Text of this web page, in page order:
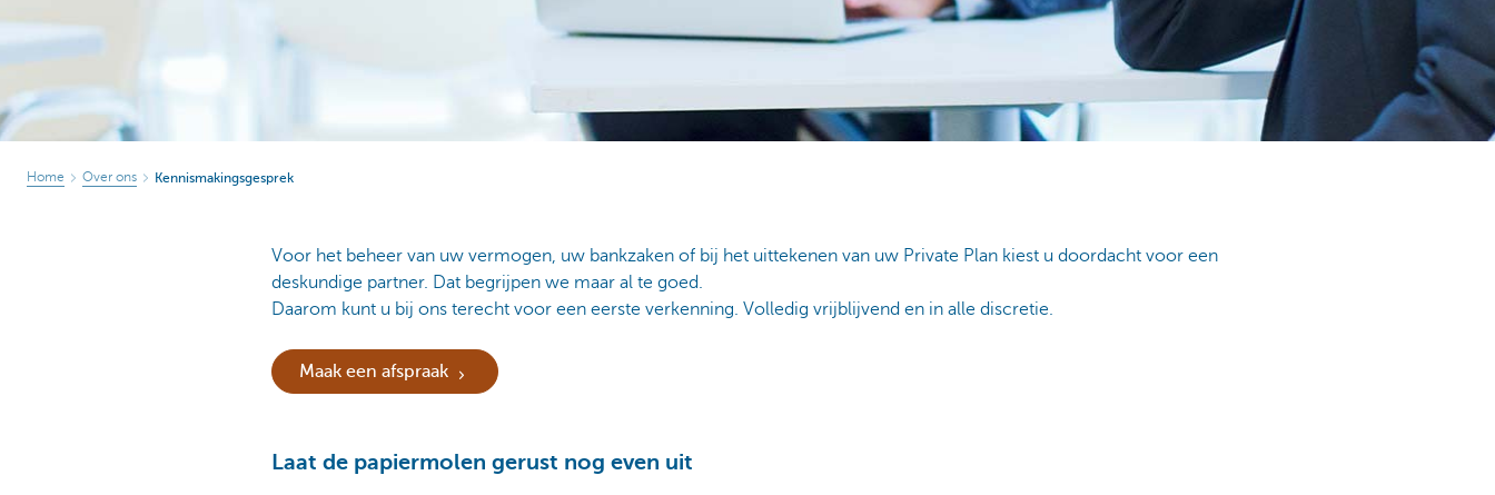
Home Over ons Kennismakingsgesprek
Voor het beheer van uw vermogen, uw bankzaken of bij het uittekenen van uw Private Plan kiest u doordacht voor een
deskundige partner. Dat begrijpen we maar al te goed.
Daarom kunt u bij ons terecht voor een eerste verkenning. Volledig vrijblijvend en in alle discretie.
Maak een afspraak
Laat de papiermolen gerust nog even uit